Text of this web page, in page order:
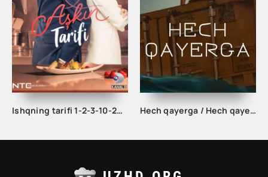
Ishqning tarifi 1-2-3-10-20-30-40-50-60-70-100 qism turk serial Uzbek tilida Barcha qismlar Hech qayerga / Hech qayerda Uzbek tilida 2023 Tarjima kino HD skachat